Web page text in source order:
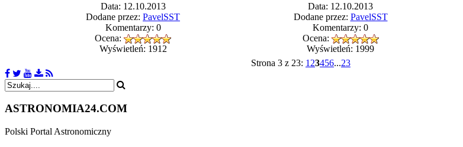
Data: 12.10.2013
Dodane przez: PavelSST
Komentarzy: 0
Ocena:
Wyświetleń: 1912
Data: 12.10.2013
Dodane przez: PavelSST
Komentarzy: 0
Ocena:
Wyświetleń: 1999
Strona 3 z 23: 1 23456...23
ASTRONOMIA24.COM
Polski Portal Astronomiczny